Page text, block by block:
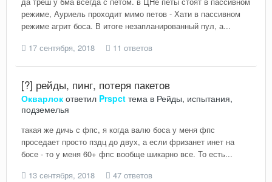
режиме, Ауриель проходит мимо петов - Хати в пассивном
режиме агрит боса. В итоге незапланированный пул, а...
17 сентября, 2018
11 ответов
[?] рейды, пинг, потеря пакетов
Окварлок ответил Prspct тема в Рейды, испытания,
подземелья
такая же дичь с фпс, я когда валю боса у меня фпс
проседает просто пздц до двух, а если фризанет инет на
босе - то у меня 60+ фпс вообще шикарно все. То есть...
13 сентября, 2018
47 ответов